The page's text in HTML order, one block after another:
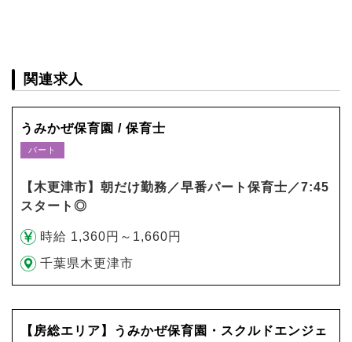
関連求人
うみかぜ保育園 / 保育士
パート
【木更津市】朝だけ勤務／早番パート保育士／7:45
スタート◎
時給 1,360円～1,660円
千葉県木更津市
【房総エリア】うみかぜ保育園・スクルドエンジェ